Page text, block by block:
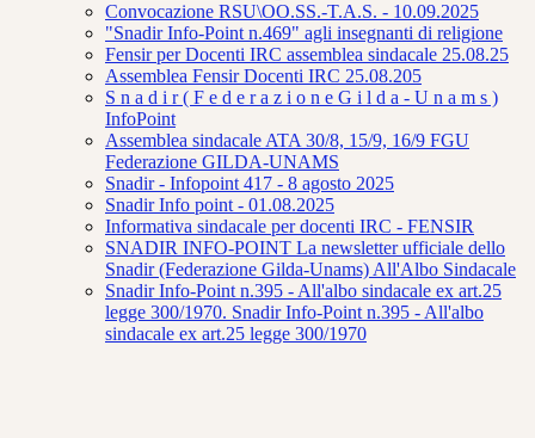
Convocazione RSU\OO.SS.-T.A.S. - 10.09.2025
"Snadir Info-Point n.469" agli insegnanti di religione
Fensir per Docenti IRC assemblea sindacale 25.08.25
Assemblea Fensir Docenti IRC 25.08.205
S n a d i r ( F e d e r a z i o n e G i l d a - U n a m s )
InfoPoint
Assemblea sindacale ATA 30/8, 15/9, 16/9 FGU
Federazione GILDA-UNAMS
Snadir - Infopoint 417 - 8 agosto 2025
Snadir Info point - 01.08.2025
Informativa sindacale per docenti IRC - FENSIR
SNADIR INFO-POINT La newsletter ufficiale dello
Snadir (Federazione Gilda-Unams) All'Albo Sindacale
Snadir Info-Point n.395 - All'albo sindacale ex art.25
legge 300/1970. Snadir Info-Point n.395 - All'albo
sindacale ex art.25 legge 300/1970